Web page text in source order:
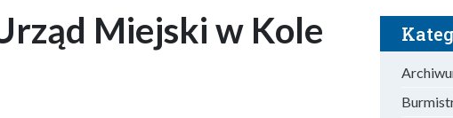
Miejski w Kole